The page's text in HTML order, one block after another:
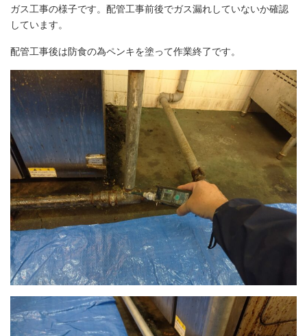
ガス工事の様子です。配管工事前後でガス漏れしていないか確認
しています。
配管工事後は防食の為ペンキを塗って作業終了です。